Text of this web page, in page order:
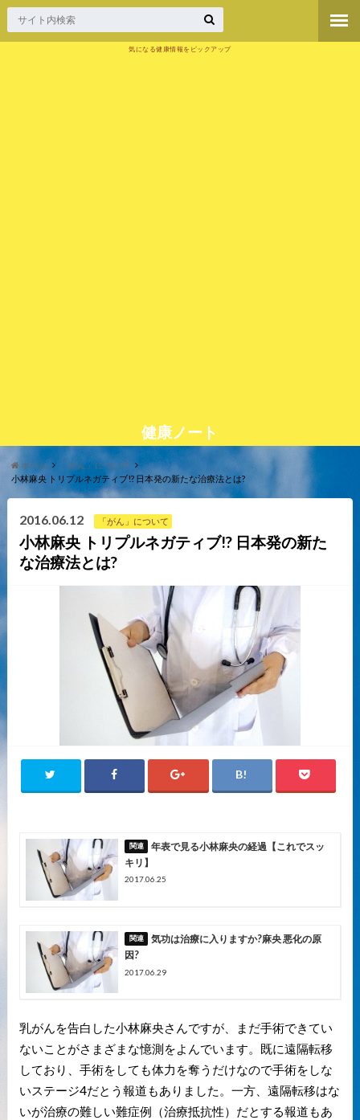
気になる健康情報をピックアップ
健康ノート
ホーム
「がん」について
小林麻央 トリプルネガティブ!? 日本発の新たな治療法とは?
2016.06.12 「がん」について
小林麻央 トリプルネガティブ!? 日本発の新た
な治療法とは?
年表で見る小林麻央の経過【これでスッ
キリ】
2017.06.25
気功は治療に入りますか?麻央 悪化の原
因?
2017.06.29
乳がんを告白した小林麻央さんですが、まだ手術できてい
ないことがさまざまな憶測をよんでいます。既に遠隔転移
しており、手術をしても体力を奪うだけなので手術をしな
いステージ4だとう報道もありました。一方、遠隔転移はな
いが治療の難しい難症例（治療抵抗性）だとする報道もあ